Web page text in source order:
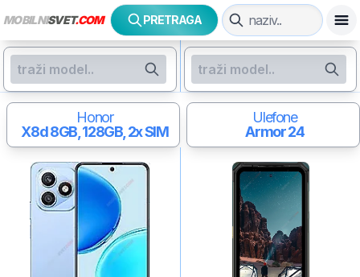
MOBILNISVET.COM PRETRAGA
Honor
X8d8GB, 128GB, 2x SIM
Ulefone
Armor 24